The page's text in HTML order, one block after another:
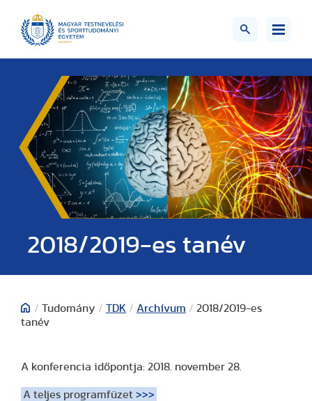
2018/2019-es tanév
/ Tudomány / TDK / Archívum / 2018/2019-es
tanév
A konferencia időpontja: 2018. november 28.
A teljes programfüzet >>>